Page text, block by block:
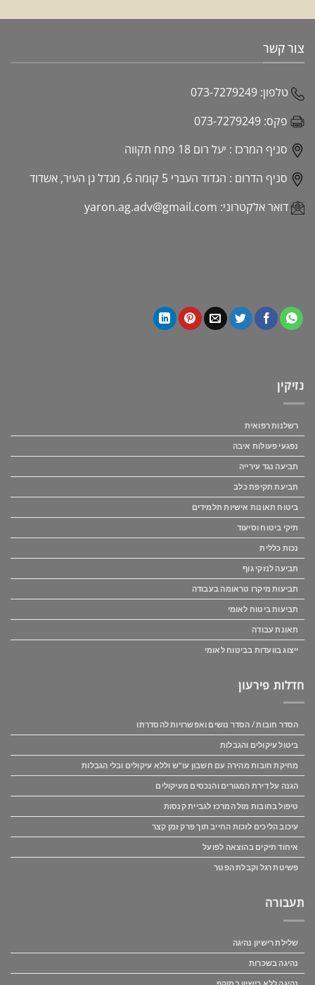
צור קשר
טלפון: 073-7279249
פקס: 073-7279249
סניף המרכז : יעל רום 18 פתח תקווה
סניף הדרום : הגדוד העברי 5 קומה 6, מגדל גן העיר, אשדוד
דואר אלקטרוני: yaron.ag.adv@gmail.com
נזיקין
רשלנות רפואית
נפגעי פעולות איבה
תביעה נגד עירייה
תביעת תקיפת כלב
ביטוח תאונות אישיות תלמידים
תיקי ביטוח וסיעוד
נכות כללית
תביעה לנזקי גוף
תביעות מיקרו טראומה בעבודה
תביעות ביטוח לאומי
תאונת עבודה
ייצוג בוועדות בביטוח לאומי
חדלות פירעון
הסדר חובות / הסדר נושים ואפשרויות להסדרתו
ביטול עיקולים והגבלות
מחיקת חובות מהירה עם חשבון עו"ש וללא עיקולים ובלי הגבלות
הגנה על דירת המגורים והנכסים מעיקולים
טיפול בחובות מול המרכז לגביית קנסות
עיכוב הליכים לזכות החייב תוך פרק זמן קצר
איחוד תיקים בהוצאה לפועל
פשיטת רגל וקבלת הפטר
תעבורה
שלילת רישיון נהיגה
נהיגה בשכרות